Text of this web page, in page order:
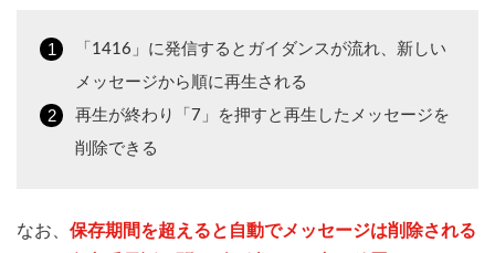
「1416」に発信するとガイダンスが流れ、新しい
メッセージから順に再生される
再生が終わり「7」を押すと再生したメッセージを
削除できる
なお、 保存期間を超えると自動でメッセージは削除される